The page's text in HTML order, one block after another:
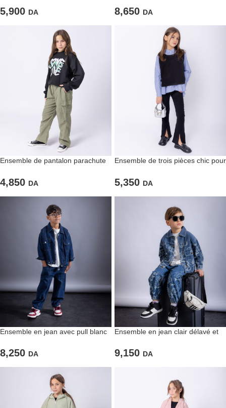
filles
5,900 DA 8,650 DA
Ensemble de pantalon parachute
filles
4,850 DA
Ensemble de trois pièces chic pour
5,350 DA
Ensemble en jean avec pull blanc
8,250 DA
Ensemble en jean clair délavé et
9,150 DA